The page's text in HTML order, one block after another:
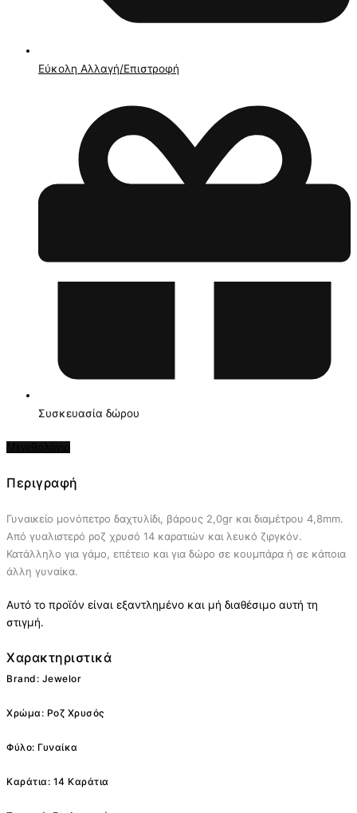
Εύκολη Αλλαγή/Επιστροφή
Συσκευασία δώρου
Περιγραφή
Γυναικείο μονόπετρο δαχτυλίδι, βάρους 2,0gr και διαμέτρου 4,8mm.
Από γυαλιστερό ροζ χρυσό 14 καρατιών και λευκό ζιργκόν.
Κατάλληλο για γάμο, επέτειο και για δώρο σε κουμπάρα ή σε κάποια
άλλη γυναίκα.
Αυτό το προϊόν είναι εξαντλημένο και μή διαθέσιμο αυτή τη
στιγμή.
Χαρακτηριστικά
Brand: Jewelor
Χρώμα: Ροζ Χρυσός
Φύλο: Γυναίκα
Καράτια: 14 Καράτια